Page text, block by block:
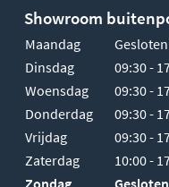
Showroom
Maandag
Gesloten
Dinsdag
09:30 -
Woensdag
09:30 -
Donderdag
09:30 -
Vrijdag
09:30 -
Zaterdag
10:00 -